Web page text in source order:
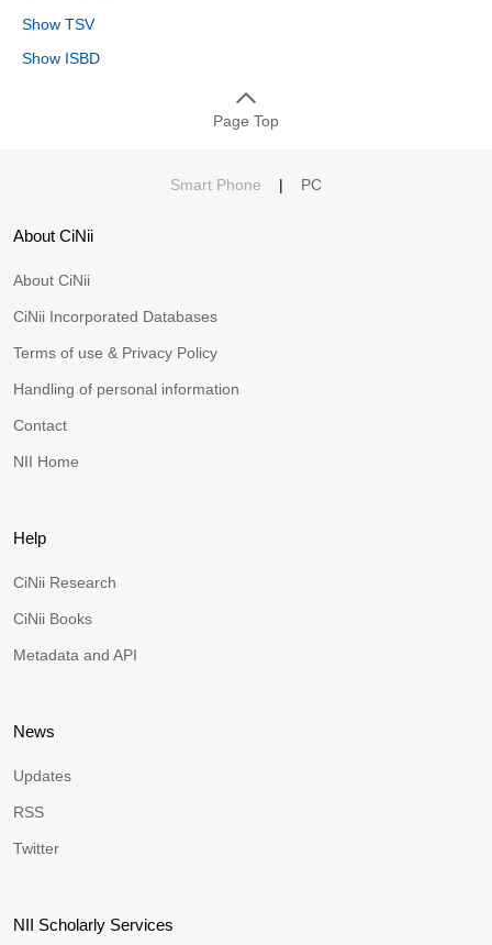
Show TSV
Show ISBD
Page Top
Smart Phone | PC
About CiNii
About CiNii
CiNii Incorporated Databases
Terms of use & Privacy Policy
Handling of personal information
Contact
NII Home
Help
CiNii Research
CiNii Books
Metadata and API
News
Updates
RSS
Twitter
NII Scholarly Services